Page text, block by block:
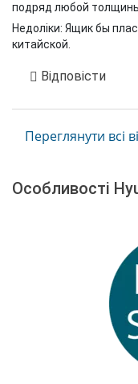
подряд любой
Недоліки: Ящик бы
китайской.
Відповісти
Переглянути всі
Особливості